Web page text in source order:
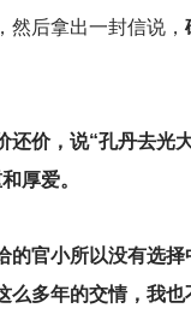
后拿出一封信说，
价，说“孔丹去光
厚爱。
官小所以没有选择
么多年的交情，我